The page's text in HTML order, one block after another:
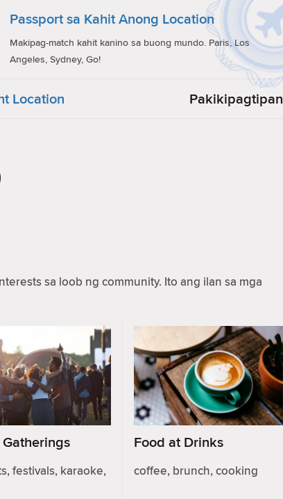
Passport sa Kahit Anong Location
Makipag-match kahit kanino sa buong mundo. Paris, Los
Angeles, Sydney, Go!
Location Pakikipagtipan
sa loob ng community. Ito ang ilan sa mga
festivals, karaoke,
Food at Drinks
coffee, brunch, cooking